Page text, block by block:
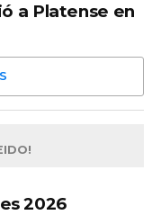
a Platense en
2026